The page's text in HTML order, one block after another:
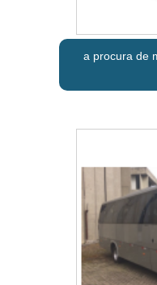
a procura de